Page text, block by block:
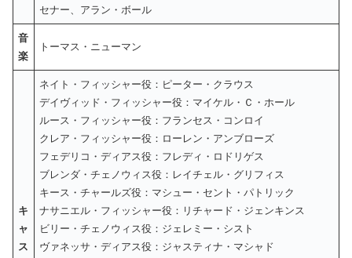
セナー、アラン・ボール
音
楽
トーマス・ニューマン
キ
ャ
ス
ネイト・フィッシャー役：ピーター・クラウス
デイヴィッド・フィッシャー役：マイケル・Ｃ・ホール
ルース・フィッシャー役：フランセス・コンロイ
クレア・フィッシャー役：ローレン・アンブローズ
フェデリコ・ディアス役：フレディ・ロドリゲス
ブレンダ・チェノウィス役：レイチェル・グリフィス
キース・チャールズ役：マシュー・セント・パトリック
ナサニエル・フィッシャー役：リチャード・ジェンキンス
ビリー・チェノウィス役：ジェレミー・シスト
ヴァネッサ・ディアス役：ジャスティナ・マシャド